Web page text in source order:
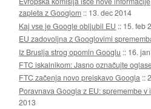
zapleta z Googlom :: 13. dec 2014
Kaj vse je Google obljubil EU :: 15. feb
EU zadovoljna z Googlovimi
Iz Bruslja strog opomin Googlu :: 16.
FTC iskalnikom: Jasno označujte
FTC začenja novo preiskavo Googla ::
Poravnava Googla z EU: spremembe v
2013